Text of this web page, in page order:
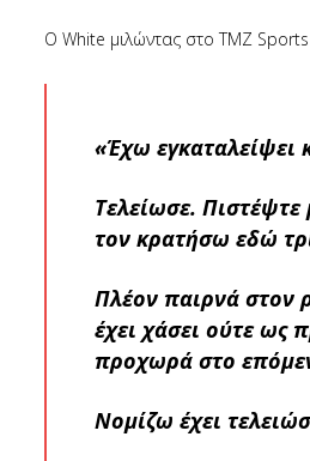
Ο White μιλώντας στο TMZ
«Έχω εγκαταλείψει
Τελείωσε.
τον κρατήσω εδώ
Πλέον παιρνά στον
έχει χάσει ούτε ως
προχωρά στο
Νομίζω έχει